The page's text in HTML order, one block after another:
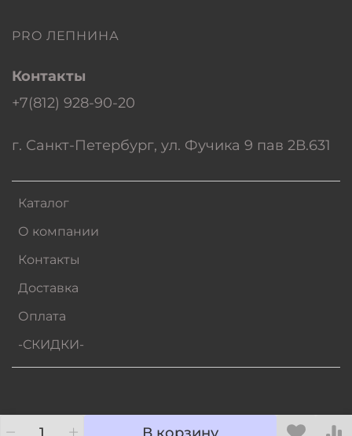
PRO ЛЕПНИНА
Каталог
О компании
Контакты
Доставка
Оплата
-СКИДКИ-
Контакты
+7(812) 928-90-20
г. Санкт-Петербург, ул. Фучика 9 пав 2В.631